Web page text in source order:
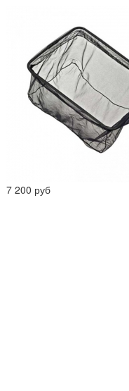
7 200 руб